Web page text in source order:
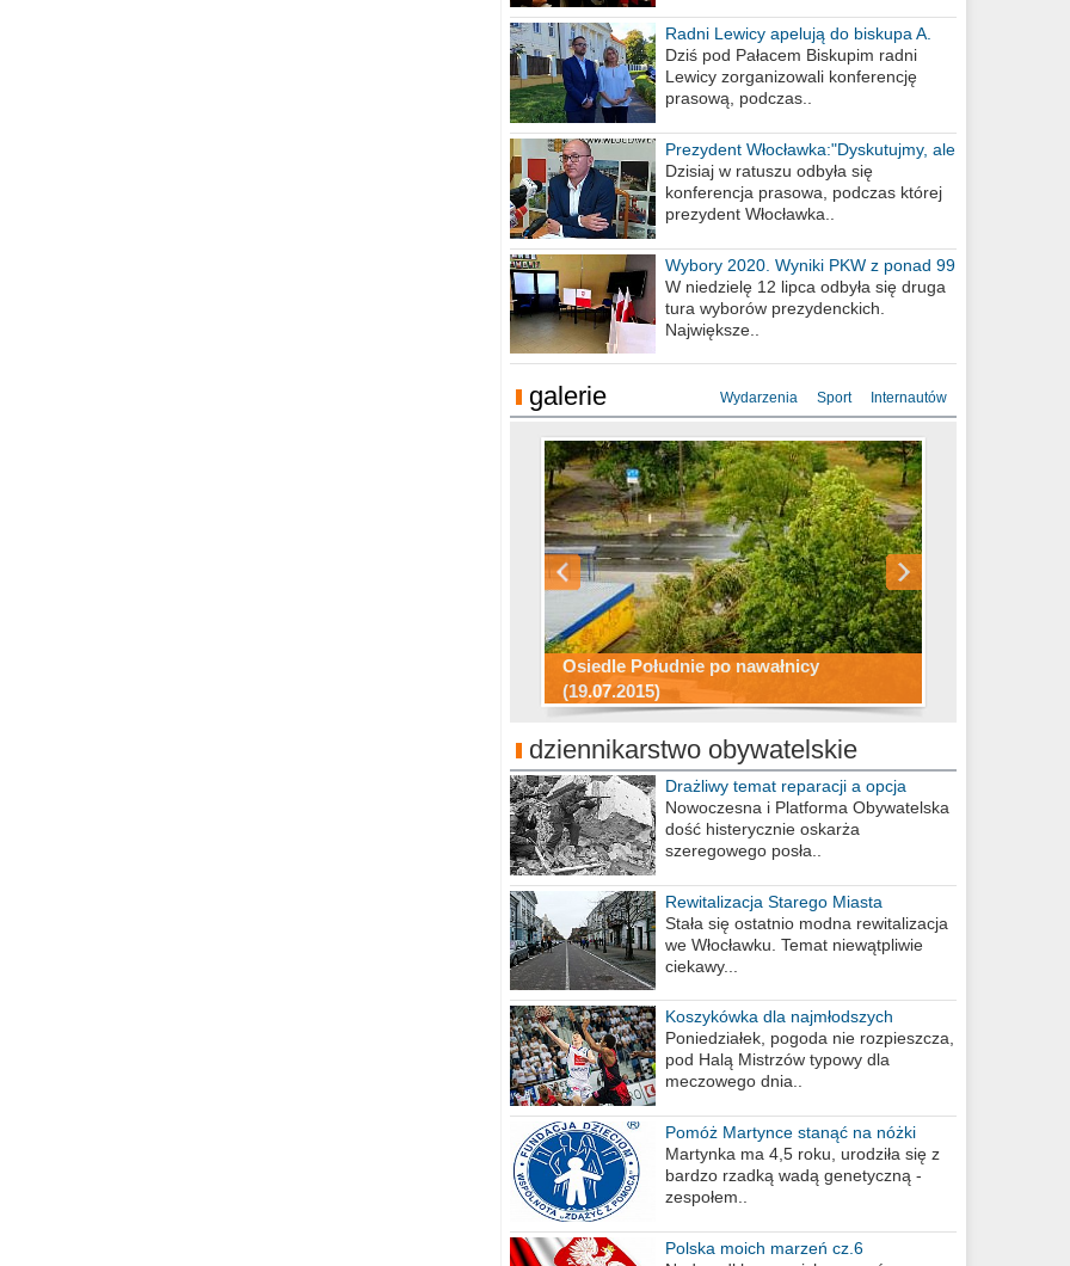
Radni Lewicy apelują do biskupa A.
Wiesława Meringa
Dziś pod Pałacem Biskupim radni
Lewicy zorganizowali konferencję
prasową, podczas..
Prezydent Włocławka:"Dyskutujmy, ale
nie obrażajmy się”
Dzisiaj w ratuszu odbyła się
konferencja prasowa, podczas której
prezydent Włocławka..
Wybory 2020. Wyniki PKW z ponad 99
procent obwodów
W niedzielę 12 lipca odbyła się druga
tura wyborów prezydenckich.
Największe..
galerie Wydarzenia Sport Internautów
Osiedle Południe po nawałnicy
(19.07.2015)
Wizytówka Włocławka
polowanie wigilijne 2014
Miasto kładzie się do snu .
Konkurs fotograficzny "Co to za
miejsca"
Ścieżka rowerowa w naszym mieście
dziennikarstwo obywatelskie
Drażliwy temat reparacji a opcja
berlińska
Nowoczesna i Platforma Obywatelska
dość histerycznie oskarża
szeregowego posła..
Rewitalizacja Starego Miasta
Stała się ostatnio modna rewitalizacja
we Włocławku. Temat niewątpliwie
ciekawy...
Koszykówka dla najmłodszych
Poniedziałek, pogoda nie rozpieszcza,
pod Halą Mistrzów typowy dla
meczowego dnia..
Pomóż Martynce stanąć na nóżki
Martynka ma 4,5 roku, urodziła się z
bardzo rzadką wadą genetyczną -
zespołem..
Polska moich marzeń cz.6